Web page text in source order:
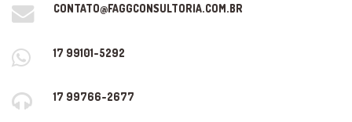
CONTATO@FAGGCONSULTORIA.COM.BR
17 99101-5292
17 99766-2677